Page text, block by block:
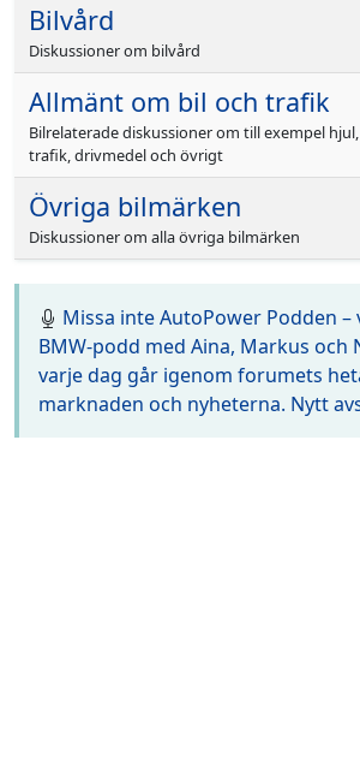
Bilvård
Diskussioner om bilvård
Allmänt om bil och trafik
Bilrelaterade diskussioner om till exempel hjul,
trafik, drivmedel och övrigt
Övriga bilmärken
Diskussioner om alla övriga bilmärken
Missa inte AutoPower Podden –
BMW-podd med Aina, Markus och
varje dag går igenom forumets
marknaden och nyheterna. Nytt